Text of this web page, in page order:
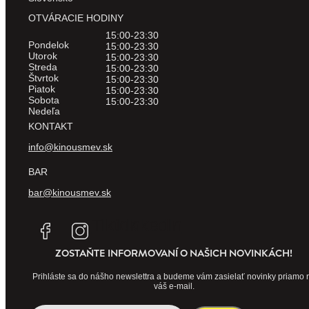
OTVÁRACIE HODINY
Pondelok
Utorok
Streda
Štvrtok
Piatok
Sobota
Nedeľa
15:00-23:30
15:00-23:30
15:00-23:30
15:00-23:30
15:00-23:30
15:00-23:30
15:00-23:30
KONTAKT
info@kinousmev.sk
BAR
bar@kinousmev.sk
ZOSTAŇTE INFORMOVANÍ O NAŠICH NOVINKÁCH!
Prihláste sa do nášho newslettra a budeme vám zasielať novinky priamo
váš e-mail.